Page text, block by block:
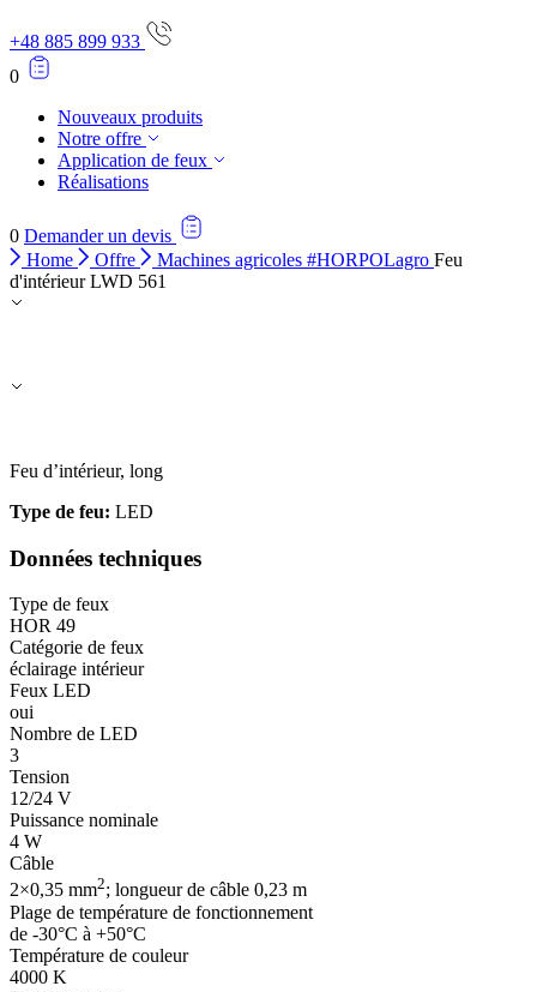
+48 885 899 933
0
Nouveaux produits
Notre offre
Application de feux
Réalisations
0 Demander un devis
Home
Offre Machines agricoles #HORPOLagro Feu
d'intérieur LWD 561
Feu d’intérieur, long
Type de feu: LED
Données techniques
Type de feux
HOR 49
Catégorie de feux
éclairage intérieur
Feux LED
oui
Nombre de LED
3
Tension
12/24 V
Puissance nominale
4 W
Câble
2×0,35 mm2; longueur de câble 0,23 m
Plage de température de fonctionnement
de -30°C à +50°C
Température de couleur
4000 K